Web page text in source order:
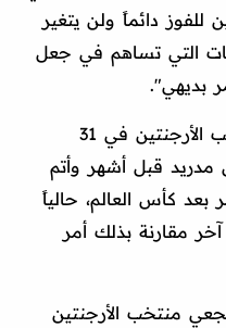
دائماً ولن يتغير
التي تساهم في جعل
بديهي".
وينتهي عقد سكالوني مع منتخب الأرجنتين في 31
مدريد قبل أشهر وأتم
كأس العالم، حالياً
مقارنة بذلك أمر
منتخب الأرجنتين